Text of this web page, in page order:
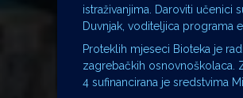
istraživanjima. Daroviti učenici
Duvnjak, voditeljica programa
Proteklih mjeseci Bioteka je
zagrebačkih osnovnoškolaca.
4 sufinancirana je sredstvima